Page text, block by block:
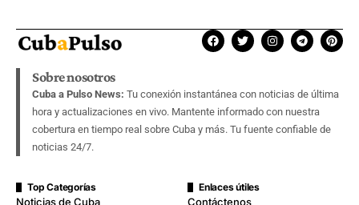
Sobre nosotros
Cuba a Pulso News: Tu conexión instantánea con noticias de última
hora y actualizaciones en vivo. Mantente informado con nuestra
cobertura en tiempo real sobre Cuba y más. Tu fuente confiable de
noticias 24/7.
Top Categorías
Noticias de Cuba
Enlaces útiles
Contáctenos